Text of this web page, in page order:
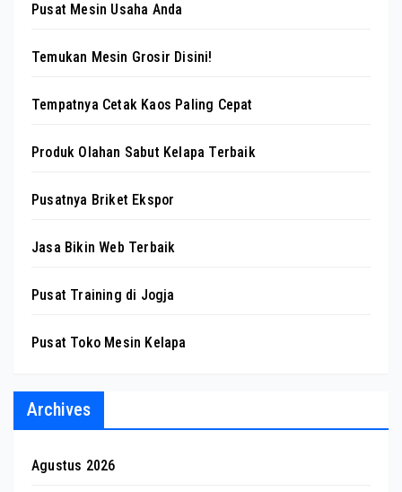
Pusat Mesin Usaha Anda
Temukan Mesin Grosir Disini!
Tempatnya Cetak Kaos Paling Cepat
Produk Olahan Sabut Kelapa Terbaik
Pusatnya Briket Ekspor
Jasa Bikin Web Terbaik
Pusat Training di Jogja
Pusat Toko Mesin Kelapa
Archives
Agustus 2026